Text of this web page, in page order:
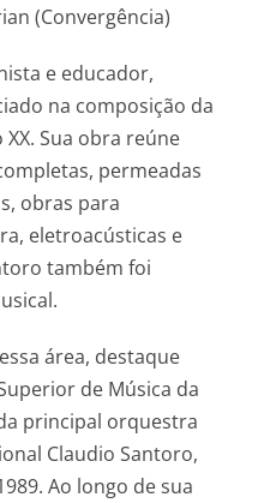
(Convergência)
e educador,
na composição da
Sua obra reúne
permeadas
obras para
eletroacústicas e
também foi
área, destaque
de Música da
principal orquestra
Claudio Santoro,
Ao longo de sua